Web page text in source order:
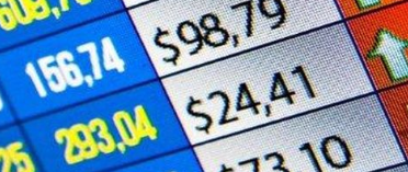
RO concept OSCAR – peste 500 de
a Pall-Ex, liderul pietei de transport